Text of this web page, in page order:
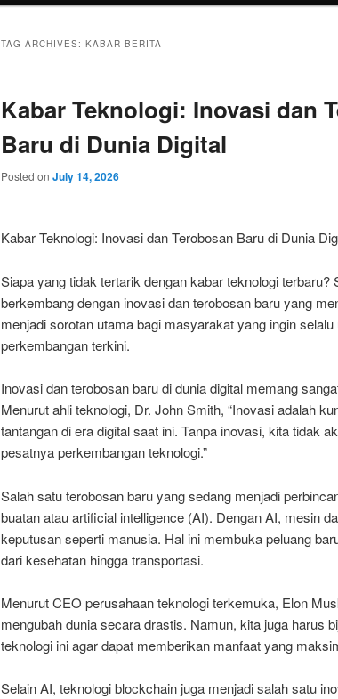
TAG ARCHIVES: KABAR BERITA
Kabar Teknologi: Inovasi dan
Baru di Dunia Digital
Posted on July 14, 2026
Kabar Teknologi: Inovasi dan Terobosan Baru di Dunia
Siapa yang tidak tertarik dengan kabar teknologi terbaru?
berkembang dengan inovasi dan terobosan baru yang
menjadi sorotan utama bagi masyarakat yang ingin selalu
perkembangan terkini.
Inovasi dan terobosan baru di dunia digital memang
Menurut ahli teknologi, Dr. John Smith, “Inovasi adalah
tantangan di era digital saat ini. Tanpa inovasi, kita tidak
pesatnya perkembangan teknologi.”
Salah satu terobosan baru yang sedang menjadi
buatan atau artificial intelligence (AI). Dengan AI, mesin
keputusan seperti manusia. Hal ini membuka peluang
dari kesehatan hingga transportasi.
Menurut CEO perusahaan teknologi terkemuka, Elon
mengubah dunia secara drastis. Namun, kita juga harus
teknologi ini agar dapat memberikan manfaat yang
Selain AI, teknologi blockchain juga menjadi salah satu